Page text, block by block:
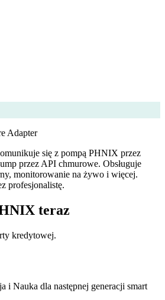
Adapter
się z pompą PHNIX przez
przez API chmurowe. Obsługuje
monitorowanie na żywo i więcej.
profesjonalistę.
teraz
kredytowej.
i Nauka dla następnej generacji smart